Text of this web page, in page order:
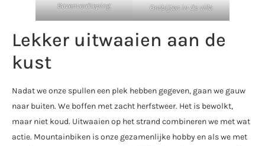
Bovenverdieping Ontbijten in de villa
Lekker uitwaaien aan de
kust
Nadat we onze spullen een plek hebben gegeven, gaan we gauw
naar buiten. We boffen met zacht herfstweer. Het is bewolkt,
maar niet koud. Uitwaaien op het strand combineren we met wat
actie. Mountainbiken is onze gezamenlijke hobby en als we met